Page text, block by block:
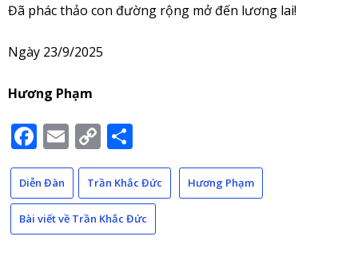
Đã phác thảo con đường rộng mở đến lương lai!
Ngày 23/9/2025
Hương Phạm
Facebook
Email
Copy
Link
Diễn Đàn Trần Khắc Đức Hương Phạm
Bài viết về Trần Khắc Đức